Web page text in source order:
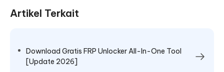
Artikel Terkait
Download Gratis FRP Unlocker All-In-One Tool
[Update 2026]